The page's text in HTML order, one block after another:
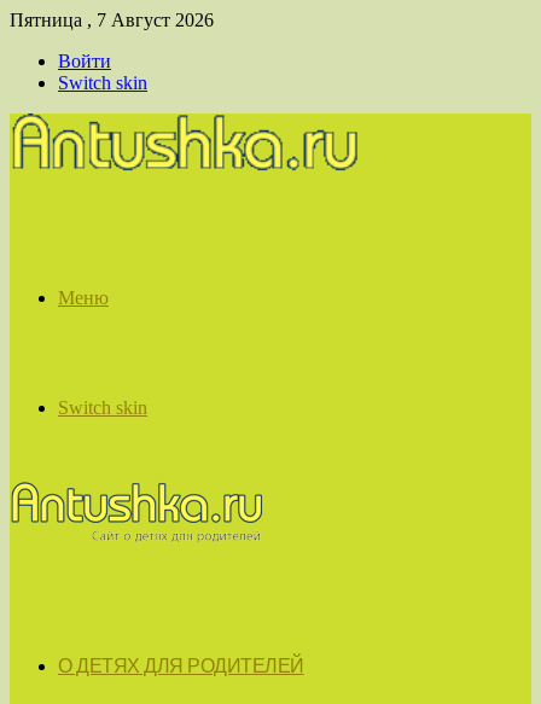
Пятница , 7 Август 2026
Войти
Switch skin
Меню
Switch skin
О ДЕТЯХ ДЛЯ РОДИТЕЛЕЙ